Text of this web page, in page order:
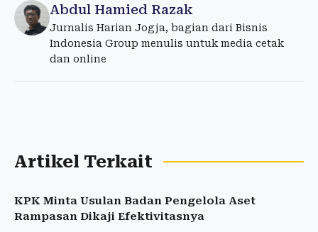
Abdul Hamied Razak
Jurnalis Harian Jogja, bagian dari Bisnis
Indonesia Group menulis untuk media cetak
dan online
Artikel Terkait
KPK Minta Usulan Badan Pengelola Aset
Rampasan Dikaji Efektivitasnya